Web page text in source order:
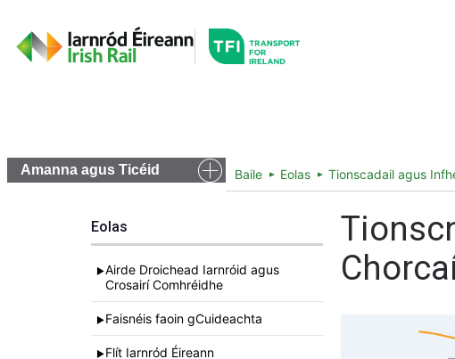
Amanna agus Ticéid Baile Eolas Tionscadail agus
Eolas
►Airde Droichead Iarnróid agus
Crosairí Comhréidhe
► Faisnéis faoin gCuideachta
► Flít Iarnród Éireann